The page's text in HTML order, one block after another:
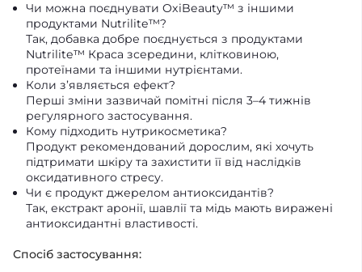
Чи можна поєднувати OxiBeauty™ з іншими
продуктами Nutrilite™?
Так, добавка добре поєднується з продуктами
Nutrilite™ Краса зсередини, клітковиною,
протеїнами та іншими нутрієнтами.
Коли з’являється ефект?
Перші зміни зазвичай помітні після 3–4 тижнів
регулярного застосування.
Кому підходить нутрикосметика?
Продукт рекомендований дорослим, які хочуть
підтримати шкіру та захистити її від наслідків
оксидативного стресу.
Чи є продукт джерелом антиоксидантів?
Так, екстракт аронії, шавлії та мідь мають виражені
антиоксидантні властивості.
Спосіб застосування: